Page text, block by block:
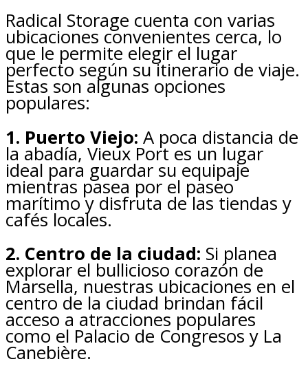
Radical Storage cuenta con varias
ubicaciones convenientes cerca, lo
que le permite elegir el lugar
perfecto según su itinerario de viaje.
Estas son algunas opciones
populares:
1. Puerto Viejo: A poca distancia de
la abadía, Vieux Port es un lugar
ideal para guardar su equipaje
mientras pasea por el paseo
marítimo y disfruta de las tiendas y
cafés locales.
2. Centro de la ciudad: Si planea
explorar el bullicioso corazón de
Marsella, nuestras ubicaciones en el
centro de la ciudad brindan fácil
acceso a atracciones populares
como el Palacio de Congresos y La
Canebière.